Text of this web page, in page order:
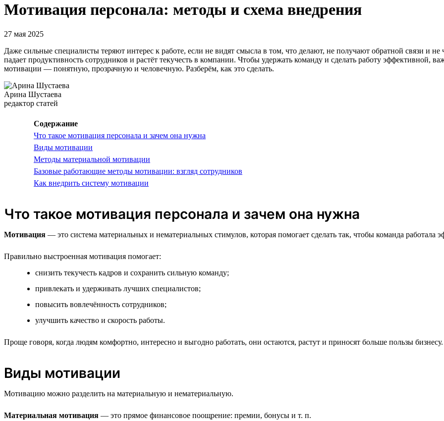
Мотивация персонала: методы и схема внедрения
27 мая 2025
Даже сильные специалисты теряют интерес к работе, если не видят смысла в том, что делают, не получают обратной связи и не
падает продуктивность сотрудников и растёт текучесть в компании. Чтобы удержать команду и сделать работу эффективной,
мотивации — понятную, прозрачную и человечную. Разберём, как это сделать.
Арина Шустаева
редактор статей
Содержание
Что такое мотивация персонала и зачем она нужна
Виды мотивации
Методы материальной мотивации
Базовые работающие методы мотивации: взгляд сотрудников
Как внедрить систему мотивации
Что такое мотивация персонала и зачем она нужна
Мотивация — это система материальных и нематериальных стимулов, которая помогает сделать так, чтобы команда работала
Правильно выстроенная мотивация помогает:
снизить текучесть кадров и сохранить сильную команду;
привлекать и удерживать лучших специалистов;
повысить вовлечённость сотрудников;
улучшить качество и скорость работы.
Проще говоря, когда людям комфортно, интересно и выгодно работать, они остаются, растут и приносят больше пользы бизнесу.
Виды мотивации
Мотивацию можно разделить на материальную и нематериальную.
Материальная мотивация — это прямое финансовое поощрение: премии, бонусы и т. п.